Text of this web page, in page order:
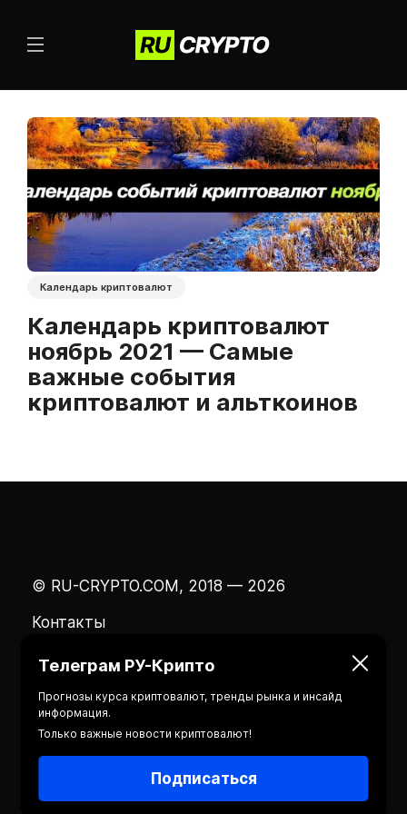
Календарь криптовалют
Календарь криптовалют
ноябрь 2021 — Самые
важные события
криптовалют и альткоинов
© RU-CRYPTO.COM, 2018 — 2026
Контакты
Телеграм РУ-Крипто
Прогнозы курса криптовалют, тренды рынка и инсайд
информация.
Только важные новости криптовалют!
Подписаться